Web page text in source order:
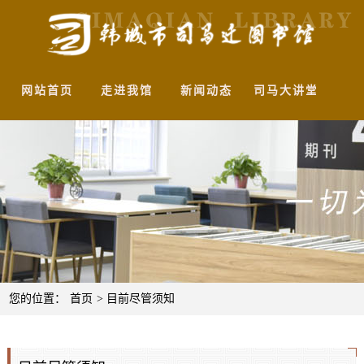
网站首页 走进我馆 新闻动态 司马大讲堂
您的位置： 首页 > 目前尽管须知